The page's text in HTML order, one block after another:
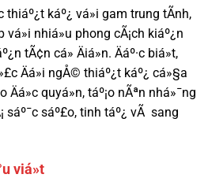
thiáº¿t káº¿ vá»i gam trung tÃ­nh,
nhiá»u phong cÃ¡ch kiáº¿n
tÃ¢n cá» Äiá»n. Äáº·c biá»t,
Äá»i ngÅ© thiáº¿t káº¿ cá»§a
quyá»n, táº¡o nÃªn nhá»¯ng
sáº¯c sáº£o, tinh táº¿ vÃ sang
viá»t